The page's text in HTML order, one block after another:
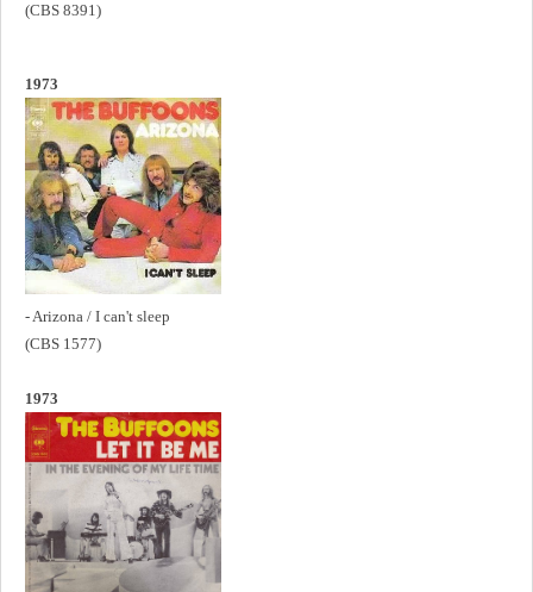
(CBS 8391)
1973
- Arizona / I can't sleep
(CBS 1577)
1973